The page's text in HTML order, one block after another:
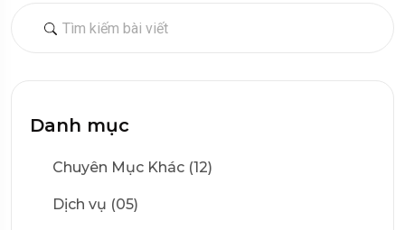
Danh mục
Chuyên Mục Khác (12)
Dịch vụ (05)